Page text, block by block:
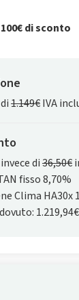
100€ di sconto
1.149€IVA
invece di36,50€
fisso 8,70%
Clima HA30x